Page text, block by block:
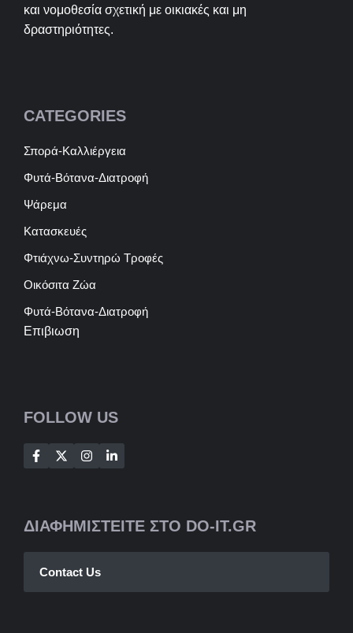
και νομοθεσία σχετική με οικιακές και μη
δραστηριότητες.
CATEGORIES
Σπορά-Καλλιέργεια
Φυτά-Βότανα-Διατροφή
Ψάρεμα
Κατασκευές
Φτιάχνω-Συντηρώ Τροφές
Οικόσιτα Ζώα
Φυτά-Βότανα-Διατροφή
Επιβιωση
FOLLOW US
ΔΙΑΦΗΜΙΣΤΕΙΤΕ ΣΤΟ DO-IT.GR
Contact Us